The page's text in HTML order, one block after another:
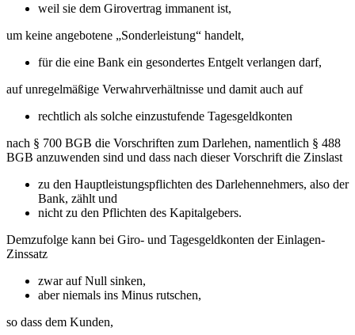
weil sie dem Girovertrag immanent ist,
um keine angebotene „Sonderleistung“ handelt,
für die eine Bank ein gesondertes Entgelt verlangen darf,
auf unregelmäßige Verwahrverhältnisse und damit auch auf
rechtlich als solche einzustufende Tagesgeldkonten
nach § 700 BGB die Vorschriften zum Darlehen, namentlich § 488
BGB anzuwenden sind und dass nach dieser Vorschrift die Zinslast
zu den Hauptleistungspflichten des Darlehennehmers, also der
Bank, zählt und
nicht zu den Pflichten des Kapitalgebers.
Demzufolge kann bei Giro- und Tagesgeldkonten der Einlagen-
Zinssatz
zwar auf Null sinken,
aber niemals ins Minus rutschen,
so dass dem Kunden,